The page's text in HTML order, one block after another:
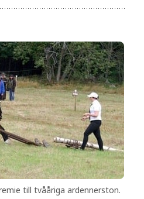
till tvååriga ardennerston.